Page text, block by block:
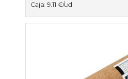
Caja:9.11€/ud